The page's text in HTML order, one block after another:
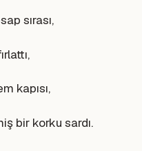
sırası,
kapısı,
bir korku sardı.